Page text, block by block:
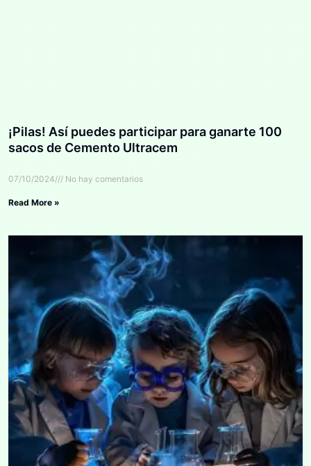
¡Pilas! Así puedes participar para ganarte 100
sacos de Cemento Ultracem
07/10/2024 No hay comentarios
Read More »